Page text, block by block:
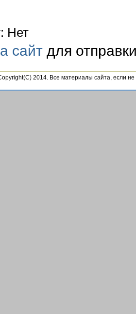
Нет
сайт для
2014. Все материалы сайта, если